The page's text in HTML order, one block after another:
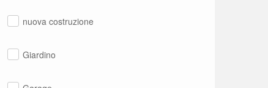
nuova costruzione
Giardino